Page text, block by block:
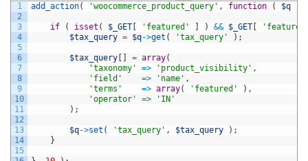
1
2
3
4
5
6
7
8
9
10
11
12
13
14
15
add_action( 'woocommerce_product_query' , function ( $q
if ( isset ( $_GET [ 'featured' ] ) && $_GET [
$tax_query = $q->get ( 'tax_query' ) ;
$tax_query [ ] = array(
'taxonomy'
=> 'product_visibility' ,
'field'
=> 'name' ,
'terms'
=> array( 'featured' ) ,
'operator'
=>
'IN'
) ;
$q->set ( 'tax_query' , $tax_query ) ;
}